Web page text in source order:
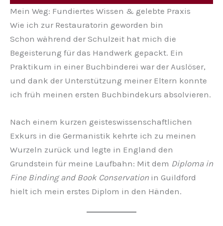
Mein Weg: Fundiertes Wissen & gelebte Praxis
Wie ich zur Restauratorin geworden bin
Schon während der Schulzeit hat mich die
Begeisterung für das Handwerk gepackt. Ein
Praktikum in einer Buchbinderei war der Auslöser,
und dank der Unterstützung meiner Eltern konnte
ich früh meinen ersten Buchbindekurs absolvieren.
Nach einem kurzen geisteswissenschaftlichen
Exkurs in die Germanistik kehrte ich zu meinen
Wurzeln zurück und legte in England den
Grundstein für meine Laufbahn: Mit dem Diploma in
Fine Binding and Book Conservation in Guildford
hielt ich mein erstes Diplom in den Händen.